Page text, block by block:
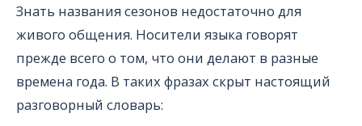
Знать названия сезонов недостаточно для
живого общения. Носители языка говорят
прежде всего о том, что они делают в разные
времена года. В таких фразах скрыт настоящий
разговорный словарь: